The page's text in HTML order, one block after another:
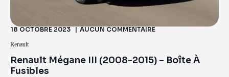
Renault Mégane III (2008-2015) – Boîte À
Fusibles
18 OCTOBRE 2023 AUCUN COMMENTAIRE
Renault